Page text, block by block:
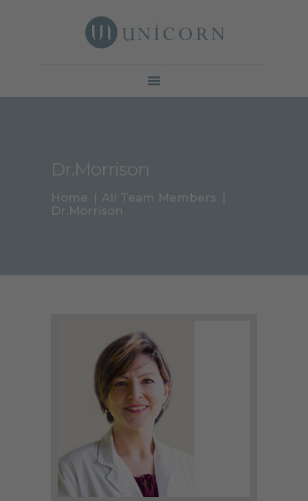
Dr.Morrison
Home
All Team Members
Dr.Morrison
Botox North York | Unicorn Cosmetic Clinic
ABOUT
BLOG